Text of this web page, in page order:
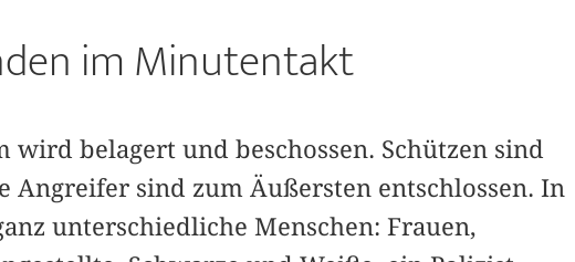
im Minutentakt
belagert und beschossen. Schützen sind
Angreifer sind zum Äußersten entschlossen. In
unterschiedliche Menschen: Frauen,